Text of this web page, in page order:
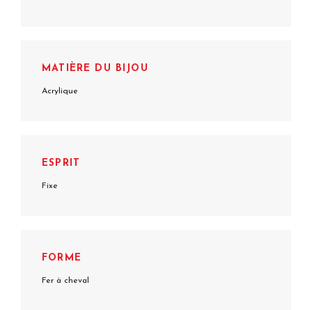
MATIÈRE DU BIJOU
Acrylique
ESPRIT
Fixe
FORME
Fer à cheval